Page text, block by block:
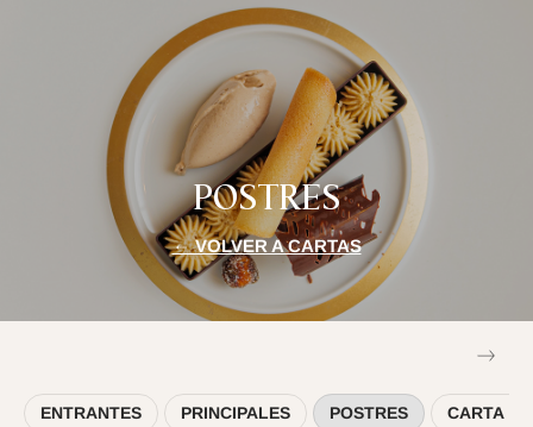
POSTRES
← VOLVER A CARTAS
ENTRANTES PRINCIPALES POSTRES CARTA